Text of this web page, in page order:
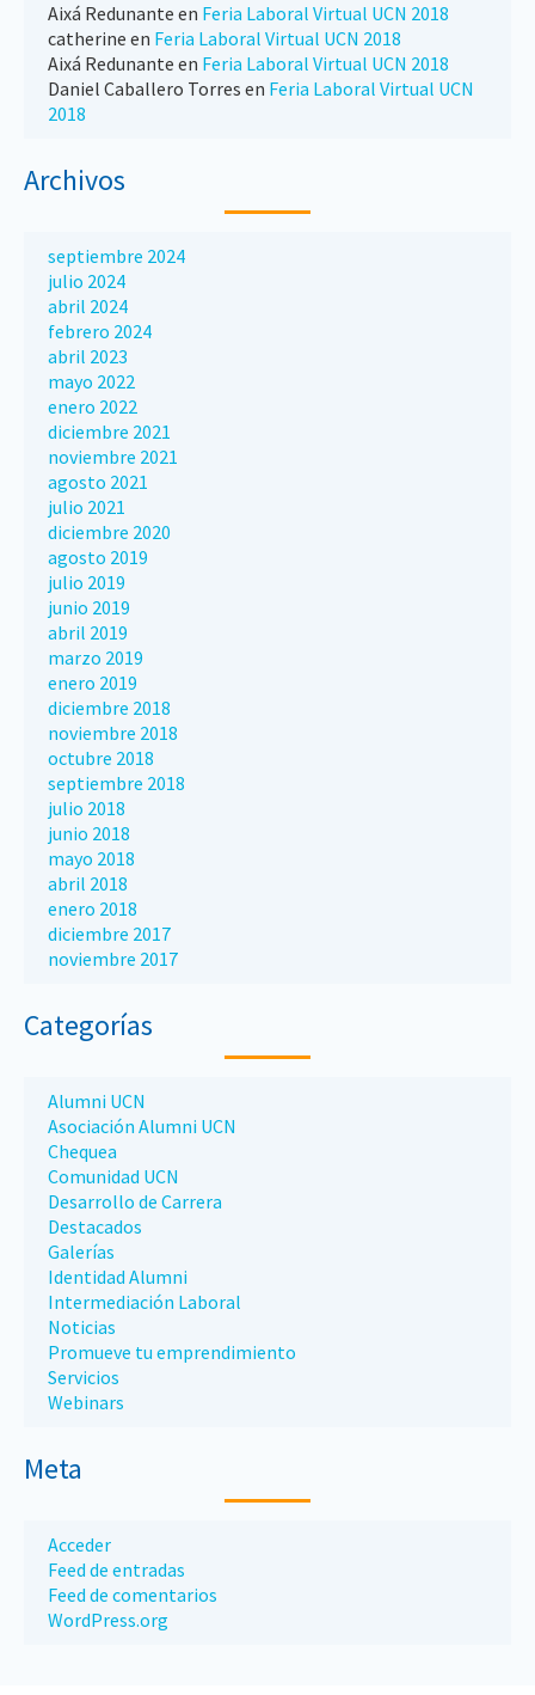
Aixá Redunante en Feria Laboral Virtual UCN 2018
catherine en Feria Laboral Virtual UCN 2018
Aixá Redunante en Feria Laboral Virtual UCN 2018
Daniel Caballero Torres en Feria Laboral Virtual UCN
2018
Archivos
septiembre 2024
julio 2024
abril 2024
febrero 2024
abril 2023
mayo 2022
enero 2022
diciembre 2021
noviembre 2021
agosto 2021
julio 2021
diciembre 2020
agosto 2019
julio 2019
junio 2019
abril 2019
marzo 2019
enero 2019
diciembre 2018
noviembre 2018
octubre 2018
septiembre 2018
julio 2018
junio 2018
mayo 2018
abril 2018
enero 2018
diciembre 2017
noviembre 2017
Categorías
Alumni UCN
Asociación Alumni UCN
Chequea
Comunidad UCN
Desarrollo de Carrera
Destacados
Galerías
Identidad Alumni
Intermediación Laboral
Noticias
Promueve tu emprendimiento
Servicios
Webinars
Meta
Acceder
Feed de entradas
Feed de comentarios
WordPress.org